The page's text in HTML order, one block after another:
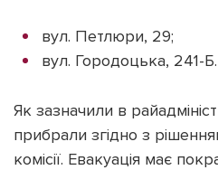
Наші соц мережі
Підтримати
вул. Петлюри, 29;
вул. Городоцька, 241-Б.
Як зазначили в
прибрали згідно з
комісії. Евакуація має